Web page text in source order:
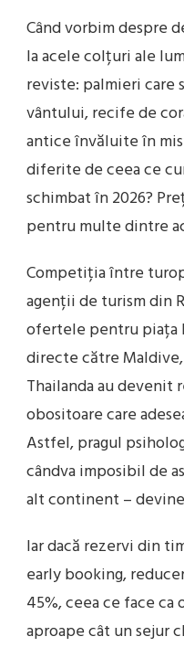
Când vorbim despre
la acele colțuri ale
reviste: palmieri care
vântului, recife de
antice învăluite în
diferite de ceea ce
schimbat în 2026?
pentru multe dintre
Competiția între
agenții de turism din
ofertele pentru piața
directe către Maldive,
Thailanda au devenit
obositoare care
Astfel, pragul
cândva imposibil de
alt continent –
Iar dacă rezervi din
early booking,
45%, ceea ce face ca
aproape cât un sejur